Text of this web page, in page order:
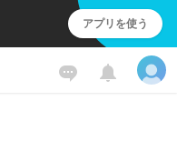
アプリを使う